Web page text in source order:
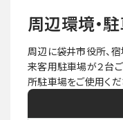
周辺環境・
周辺に袋井市役所、宿
来客用駐車場が２台
所駐車場をご使用くだ